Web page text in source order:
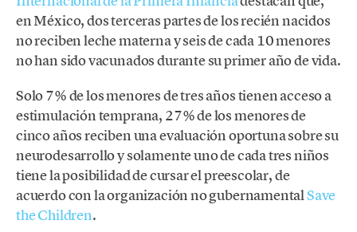
en México, dos terceras partes de los recién nacidos
no reciben leche materna y seis de cada 10 menores
no han sido vacunados durante su primer año de vida.
Solo 7% de los menores de tres años tienen acceso a
estimulación temprana, 27% de los menores de
cinco años reciben una evaluación oportuna sobre su
neurodesarrollo y solamente uno de cada tres niños
tiene la posibilidad de cursar el preescolar, de
acuerdo con la organización no gubernamentalSave
the Children.